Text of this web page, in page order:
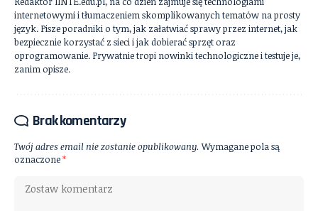
internetowymi i tłumaczeniem skomplikowanych tematów na prosty
język. Pisze poradniki o tym, jak załatwiać sprawy przez internet, jak
bezpiecznie korzystać z sieci i jak dobierać sprzęt oraz
oprogramowanie. Prywatnie tropi nowinki technologiczne i testuje je,
zanim opisze.
Brak komentarzy
Twój adres email nie zostanie opublikowany. Wymagane pola są
oznaczone*